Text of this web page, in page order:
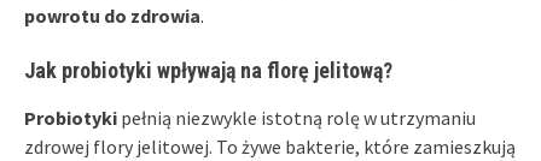
powrotu do zdrowia.
Jak probiotyki wpływają na florę jelitową?
Probiotyki pełnią niezwykle istotną rolę w utrzymaniu
zdrowej flory jelitowej. To żywe bakterie, które zamieszkują